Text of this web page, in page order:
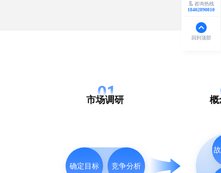
市场调研
确定目标 竞争分析
概
咨询热线
18402890810
回到顶部